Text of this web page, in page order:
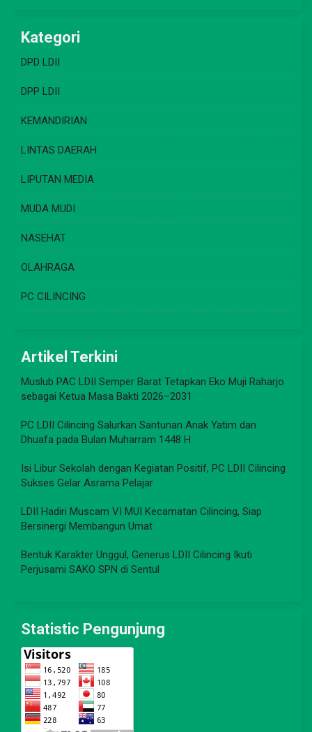
Kategori
DPD LDII
DPP LDII
KEMANDIRIAN
LINTAS DAERAH
LIPUTAN MEDIA
MUDA MUDI
NASEHAT
OLAHRAGA
PC CILINCING
Artikel Terkini
Muslub PAC LDII Semper Barat Tetapkan Eko Muji Raharjo
sebagai Ketua Masa Bakti 2026–2031
PC LDII Cilincing Salurkan Santunan Anak Yatim dan
Dhuafa pada Bulan Muharram 1448 H
Isi Libur Sekolah dengan Kegiatan Positif, PC LDII Cilincing
Sukses Gelar Asrama Pelajar
LDII Hadiri Muscam VI MUI Kecamatan Cilincing, Siap
Bersinergi Membangun Umat
Bentuk Karakter Unggul, Generus LDII Cilincing Ikuti
Perjusami SAKO SPN di Sentul
Statistic Pengunjung